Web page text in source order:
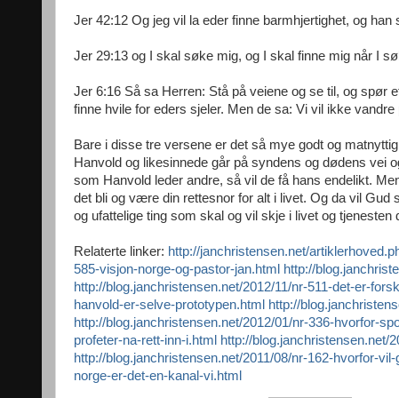
Jer 42:12 Og jeg vil la eder finne barmhjertighet, og
Jer 29:13 og I skal søke mig, og I skal finne mig når I
Jer 6:16 Så sa Herren: Stå på veiene og se til, og spør
finne hvile for eders sjeler. Men de sa: Vi vil ikke vandre
Bare i disse tre versene er det så mye godt og
Hanvold og likesinnede går på syndens og dødens vei
som Hanvold leder andre, så vil de få hans endelikt.
det bli og være din rettesnor for alt i livet. Og da vil
og ufattelige ting som skal og vil skje i livet og tjenesten
Relaterte linker: http://janchristensen.net/
585-visjon-norge-og-pastor-jan.html
http://
http://blog.janchristensen.net/2012/11/nr-511-det-er-
hanvold-er-selve-prototypen.html
http://
http://blog.janchristensen.net/2012/01/nr-336-hvorfor-
profeter-na-rett-inn-i.html
http://blog.janchristensen.net/
http://blog.janchristensen.net/2011/08/nr-162-hvorfor-
norge-er-det-en-kanal-vi.html